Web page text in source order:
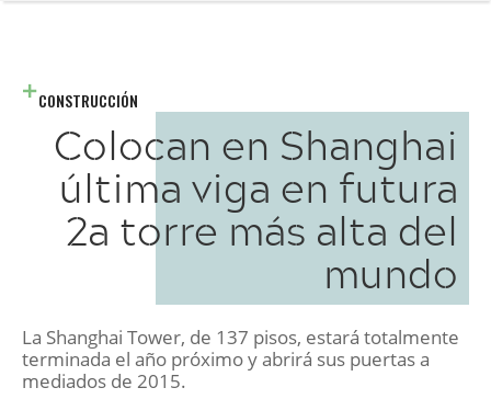
CONSTRUCCIÓN
Colocan en Shanghai
última viga en futura
2a torre más alta del
mundo
La Shanghai Tower, de 137 pisos, estará totalmente
terminada el año próximo y abrirá sus puertas a
mediados de 2015.